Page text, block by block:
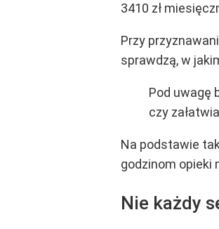
3410 zł
Przy
sprawdzą, w
Pod uwagę
czy
Na podstawie
godzinom opieki
Nie każdy